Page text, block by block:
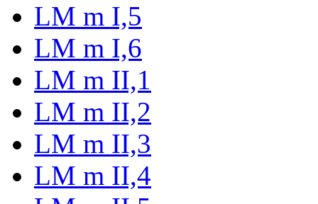
LM m I,5
LM m I,6
LM m II,1
LM m II,2
LM m II,3
LM m II,4